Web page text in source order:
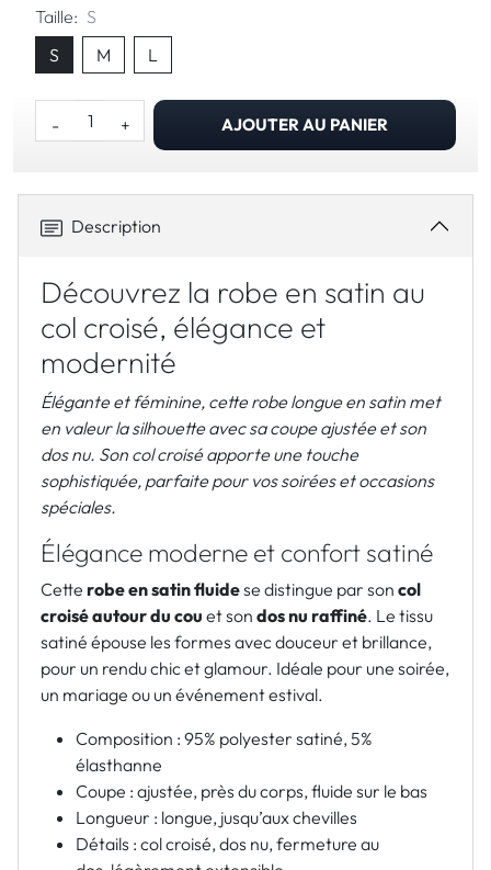
Taille: S
S
M L
- + AJOUTER AU PANIER
Description
Découvrez la robe en satin au
col croisé, élégance et
modernité
Élégante et féminine, cette robe longue en satin met
en valeur la silhouette avec sa coupe ajustée et son
dos nu. Son col croisé apporte une touche
sophistiquée, parfaite pour vos soirées et occasions
spéciales.
Élégance moderne et confort satiné
Cette robe en satin fluidese distingue par son col
croisé autour du cou et son dos nu raffiné. Le tissu
satiné épouse les formes avec douceur et brillance,
pour un rendu chic et glamour. Idéale pour une soirée,
un mariage ou un événement estival.
Composition : 95% polyester satiné, 5%
élasthanne
Coupe : ajustée, près du corps, fluide sur le bas
Longueur : longue, jusqu’aux chevilles
Détails : col croisé, dos nu, fermeture au